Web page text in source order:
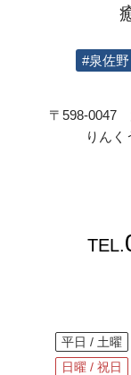
#泉佐野
〒598-0047
りんく
TEL.
平日 / 土曜
日曜 / 祝日